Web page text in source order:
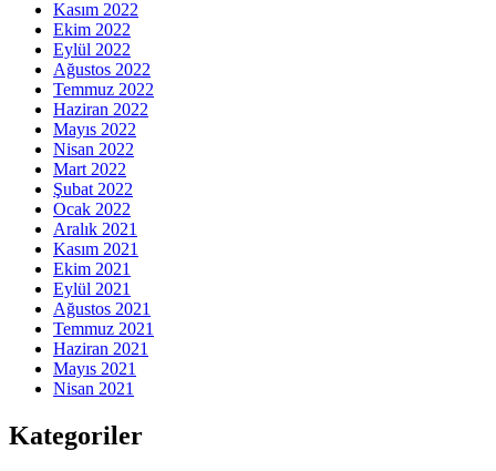
Kasım 2022
Ekim 2022
Eylül 2022
Ağustos 2022
Temmuz 2022
Haziran 2022
Mayıs 2022
Nisan 2022
Mart 2022
Şubat 2022
Ocak 2022
Aralık 2021
Kasım 2021
Ekim 2021
Eylül 2021
Ağustos 2021
Temmuz 2021
Haziran 2021
Mayıs 2021
Nisan 2021
Kategoriler